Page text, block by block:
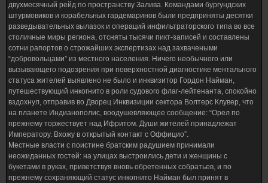
двухмесячный рейд по пространству Залива. Командами бургундских
штурмовиков и корабельных гардемаринов были предприняты десятки
разведывательных вылазок и операций инфильтраторского типа во все
столичные миры региона, отсняты тысячи пикт-записей и составлены
сотни рапортов о строжайших экспертизах над захвачеными
“добровольцами” из местного населения. Ничего необычного или
вызывающего подозрения при поверхностной диагностике ментального
статуса жителей выявлено не было и инквизитор Гордон Найман,
путешествующий инкогнито в роли судового флаг-лейтенанта, спокойно
вздохнул, отправив во Дворец Инквизиции сектора Волтерс Клувер, что
на планете Индианополис, воодушевляющее сообщение: “Орел по
прежнему торжествует над Ифритом. Души жителей принадлежат
Императору. Вхожу в открытый контакт с Оффицио”.
Местные власти с поистине братским радушием принимали
неожиданных гостей: на улицах выстроились дети и женщины с
букетами в руках, приветствуя вновь обретенных собратьев, и по
прежнему сохраняющий статус инкогнито Найман был принят в